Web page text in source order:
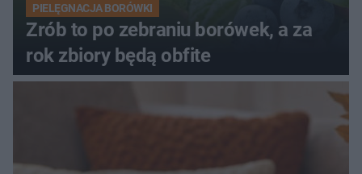
PIELĘGNACJA BORÓWKI
Zrób to po zebraniu borówek, a za
rok zbiory będą obfite